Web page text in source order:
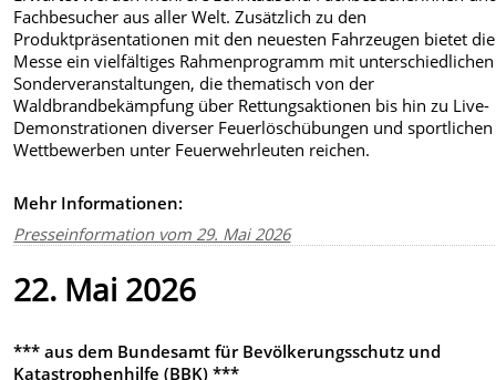
Fachbesucher aus aller Welt. Zusätzlich zu den
Produktpräsentationen mit den neuesten Fahrzeugen bietet die
Messe ein vielfältiges Rahmenprogramm mit unterschiedlichen
Sonderveranstaltungen, die thematisch von der
Waldbrandbekämpfung über Rettungsaktionen bis hin zu Live-
Demonstrationen diverser Feuerlöschübungen und sportlichen
Wettbewerben unter Feuerwehrleuten reichen.
Mehr Informationen:
Presseinformation vom 29. Mai 2026
22. Mai 2026
*** aus dem Bundesamt für Bevölkerungsschutz und
Katastrophenhilfe (BBK) ***